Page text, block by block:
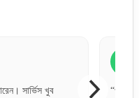
সার্ভিস খুব